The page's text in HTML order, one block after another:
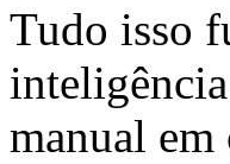
Tudo isso
manual em